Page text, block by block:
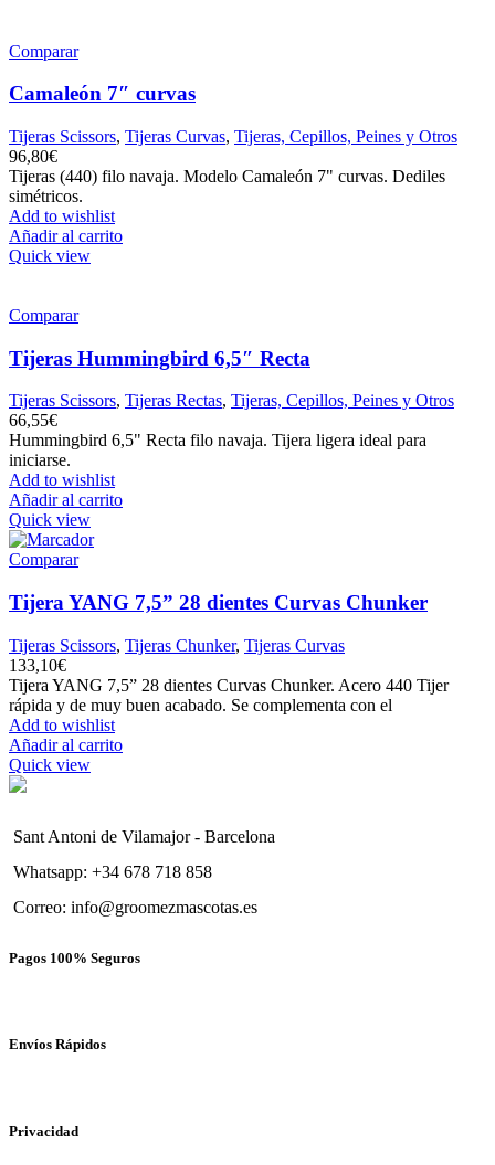
Comparar
Camaleón 7″ curvas
Tijeras Scissors, Tijeras Curvas, Tijeras, Cepillos, Peines y Otros
96,80€
Tijeras (440) filo navaja. Modelo Camaleón 7" curvas. Dediles
simétricos.
Add to wishlist
Añadir al carrito
Quick view
Comparar
Tijeras Hummingbird 6,5″ Recta
Tijeras Scissors, Tijeras Rectas, Tijeras, Cepillos, Peines y Otros
66,55€
Hummingbird 6,5" Recta filo navaja. Tijera ligera ideal para
iniciarse.
Add to wishlist
Añadir al carrito
Quick view
Comparar
Tijera YANG 7,5” 28 dientes Curvas Chunker
Tijeras Scissors, Tijeras Chunker, Tijeras Curvas
133,10€
Tijera YANG 7,5” 28 dientes Curvas Chunker. Acero 440 Tijer
rápida y de muy buen acabado. Se complementa con el
Add to wishlist
Añadir al carrito
Quick view
Sant Antoni de Vilamajor - Barcelona
Whatsapp: +34 678 718 858
Correo: info@groomezmascotas.es
Pagos 100% Seguros
Envíos Rápidos
Privacidad